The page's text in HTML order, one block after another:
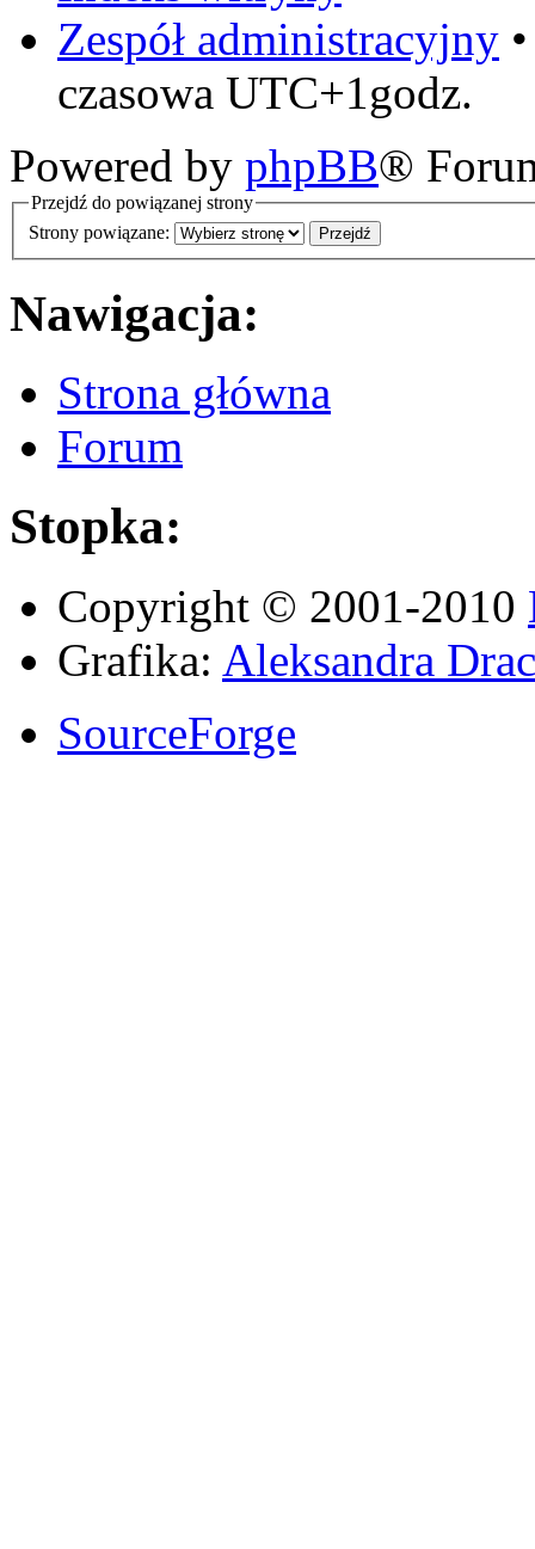
Zespół administracyjny
czasowa UTC+1godz.
Powered by phpBB®
Przejdź do powiązanej strony
Strony powiązane:
Nawigacja:
Strona główna
Forum
Stopka:
Copyright © 2001-2010
Grafika: Aleksandra
SourceForge